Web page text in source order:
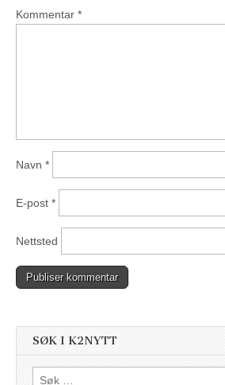
Kommentar *
Navn *
E-post *
Nettsted
SØK I K2NYTT
Søk